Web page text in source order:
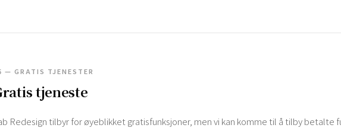
— GRATIS TJENESTER
tjeneste
Redesign tilbyr for øyeblikket gratisfunksjoner, men vi kan komme til å tilby betalte